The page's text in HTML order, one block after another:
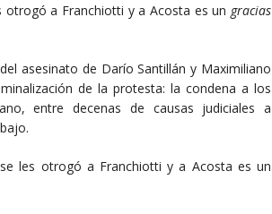
a Franchiotti y a Acosta es un gracias
asesinato de Darío Santillán y Maximiliano
de la protesta: la condena a los
entre decenas de causas judiciales a
les otrogó a Franchiotti y a Acosta es un